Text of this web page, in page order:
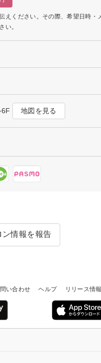
ください。その際、希望日時・
い。
地図を見る
情報を報告
い合わせ ヘルプ リリース情報